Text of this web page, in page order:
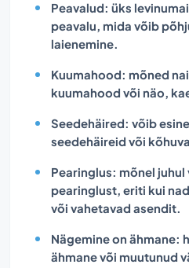
Peavalud: üks
peavalu, mida võib
laienemine.
Kuumahood: mõned
kuumahood või näo,
Seedehäired: võib
seedehäireid või
Pearinglus: mõnel juhul
pearinglust, eriti kui
või vahetavad asendit.
Nägemine on ähmane:
ähmane või muutunud